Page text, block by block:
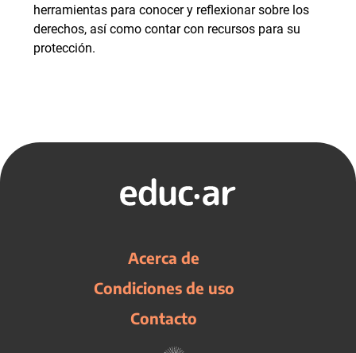
herramientas para conocer y reflexionar sobre los
derechos, así como contar con recursos para su
protección.
Acerca de
Condiciones de uso
Contacto